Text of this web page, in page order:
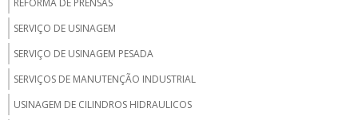
REFORMA DE PRENSAS
SERVIÇO DE USINAGEM
SERVIÇO DE USINAGEM PESADA
SERVIÇOS DE MANUTENÇÃO INDUSTRIAL
USINAGEM DE CILINDROS HIDRAULICOS